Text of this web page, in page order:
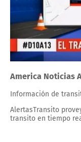
America Noticias
Información de
AlertasTransito
transito en tiempo